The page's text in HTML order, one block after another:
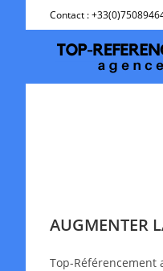
Contact :
AUGMENTER
Top-Référencement